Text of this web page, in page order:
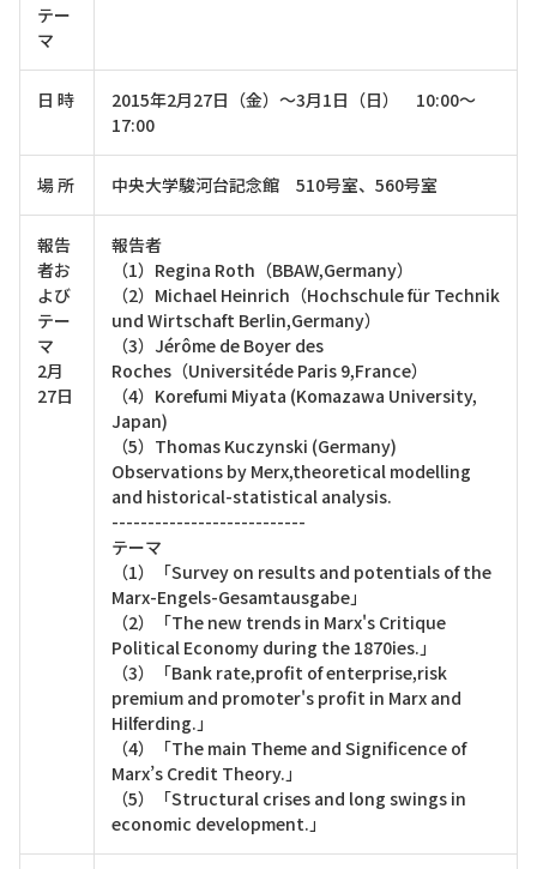
テー
マ
日 時
2015年2月27日（金）～3月1日（日） 10:00～
17:00
場 所 中央大学駿河台記念館 510号室、560号室
報告
者お
よび
テー
マ
2月
27日
報告者
（1）Regina Roth（BBAW,Germany）
（2）Michael Heinrich（Hochschule für Technik
und Wirtschaft Berlin,Germany）
（3）Jérôme de Boyer des
Roches（Universitéde Paris 9,France）
（4）Korefumi Miyata (Komazawa University,
Japan)
（5）Thomas Kuczynski (Germany)
Observations by Merx,theoretical modelling
and historical-statistical analysis.
---------------------------
テーマ
（1）「Survey on results and potentials of the
Marx-Engels-Gesamtausgabe」
（2）「The new trends in Marx's Critique
Political Economy during the 1870ies.」
（3）「Bank rate,profit of enterprise,risk
premium and promoter's profit in Marx and
Hilferding.」
（4）「The main Theme and Significence of
Marx’s Credit Theory.」
（5）「Structural crises and long swings in
economic development.」